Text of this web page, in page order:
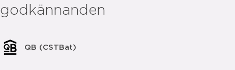
godkännanden
QB (CSTBat)